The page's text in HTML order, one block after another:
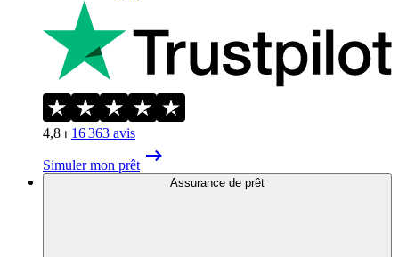
4,8 ⏐ 16 363 avis
Simuler mon prêt
Assurance de prêt